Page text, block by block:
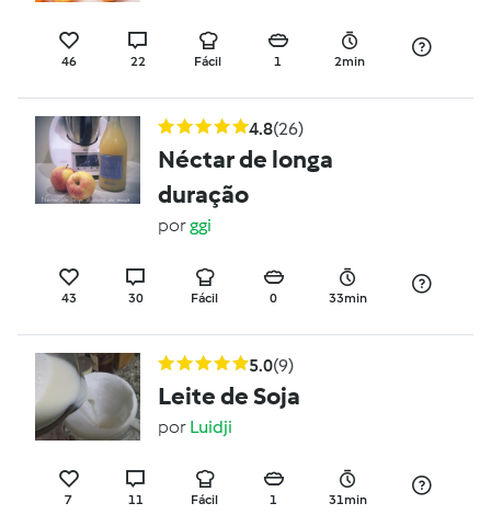
46 22 Fácil 1 2min
4.8(26)
Néctar de longa
duração
porggi
43 30 Fácil 0 33min
5.0(9)
Leite de Soja
por Luidji
7 11 Fácil 1 31min